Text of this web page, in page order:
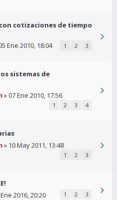
cotizaciones de tiempo
Ene 2010, 18:04 1 2 3
sistemas de
» 07 Ene 2010, 17:56
1 2 3 4
» 10 May 2011, 13:48
1 2 3
2016, 20:20 1 2 3